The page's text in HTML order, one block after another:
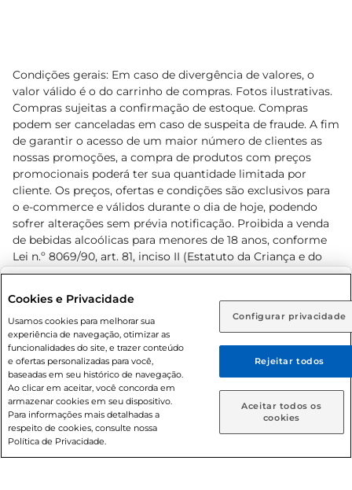
Rio de Janeiro (RJ) Goiás (GO)
Ou
Caso queira comprar online, informe como deseja receber
suas compras:
Entrega em casa Retire em Loja
Condições gerais: Em caso de divergência de valores, o
valor válido é o do carrinho de compras. Fotos ilustrativas.
Compras sujeitas a confirmação de estoque. Compras
podem ser canceladas em caso de suspeita de fraude. A fim
de garantir o acesso de um maior número de clientes as
nossas promoções, a compra de produtos com preços
promocionais poderá ter sua quantidade limitada por
cliente. Os preços, ofertas e condições são exclusivos para
o e-commerce e válidos durante o dia de hoje, podendo
sofrer alterações sem prévia notificação. Proibida a venda
de bebidas alcoólicas para menores de 18 anos, conforme
Lei n.º 8069/90, art. 81, inciso II (Estatuto da Criança e do
Adolescente). Preços e condições exclusivos para o
prévio. O valor mínimo para as compras on-line é de R$
80,00.
© 2026 Copyright. Todos os direitos
reservados Prezunic.
Cookies e Privacidade
Usamos cookies para melhorar sua
experiência de navegação, otimizar as
funcionalidades do site, e trazer conteúdo
e ofertas personalizadas para você,
baseadas em seu histórico de navegação.
Ao clicar em aceitar, você concorda em
armazenar cookies em seu dispositivo.
Para informações mais detalhadas a
respeito de cookies, consulte nossa
Política de Privacidade.
Configurar privacidade
Rejeitar todos
Aceitar todos os
cookies